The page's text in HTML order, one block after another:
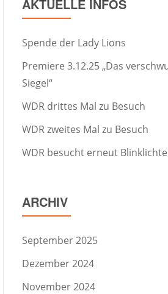
AKTUELLE INFOS
Spende der Lady Lions
Premiere 3.12.25 „Das
Siegel“
WDR drittes Mal zu Besuch
WDR zweites Mal zu Besuch
WDR besucht erneut
ARCHIV
September 2025
Dezember 2024
November 2024